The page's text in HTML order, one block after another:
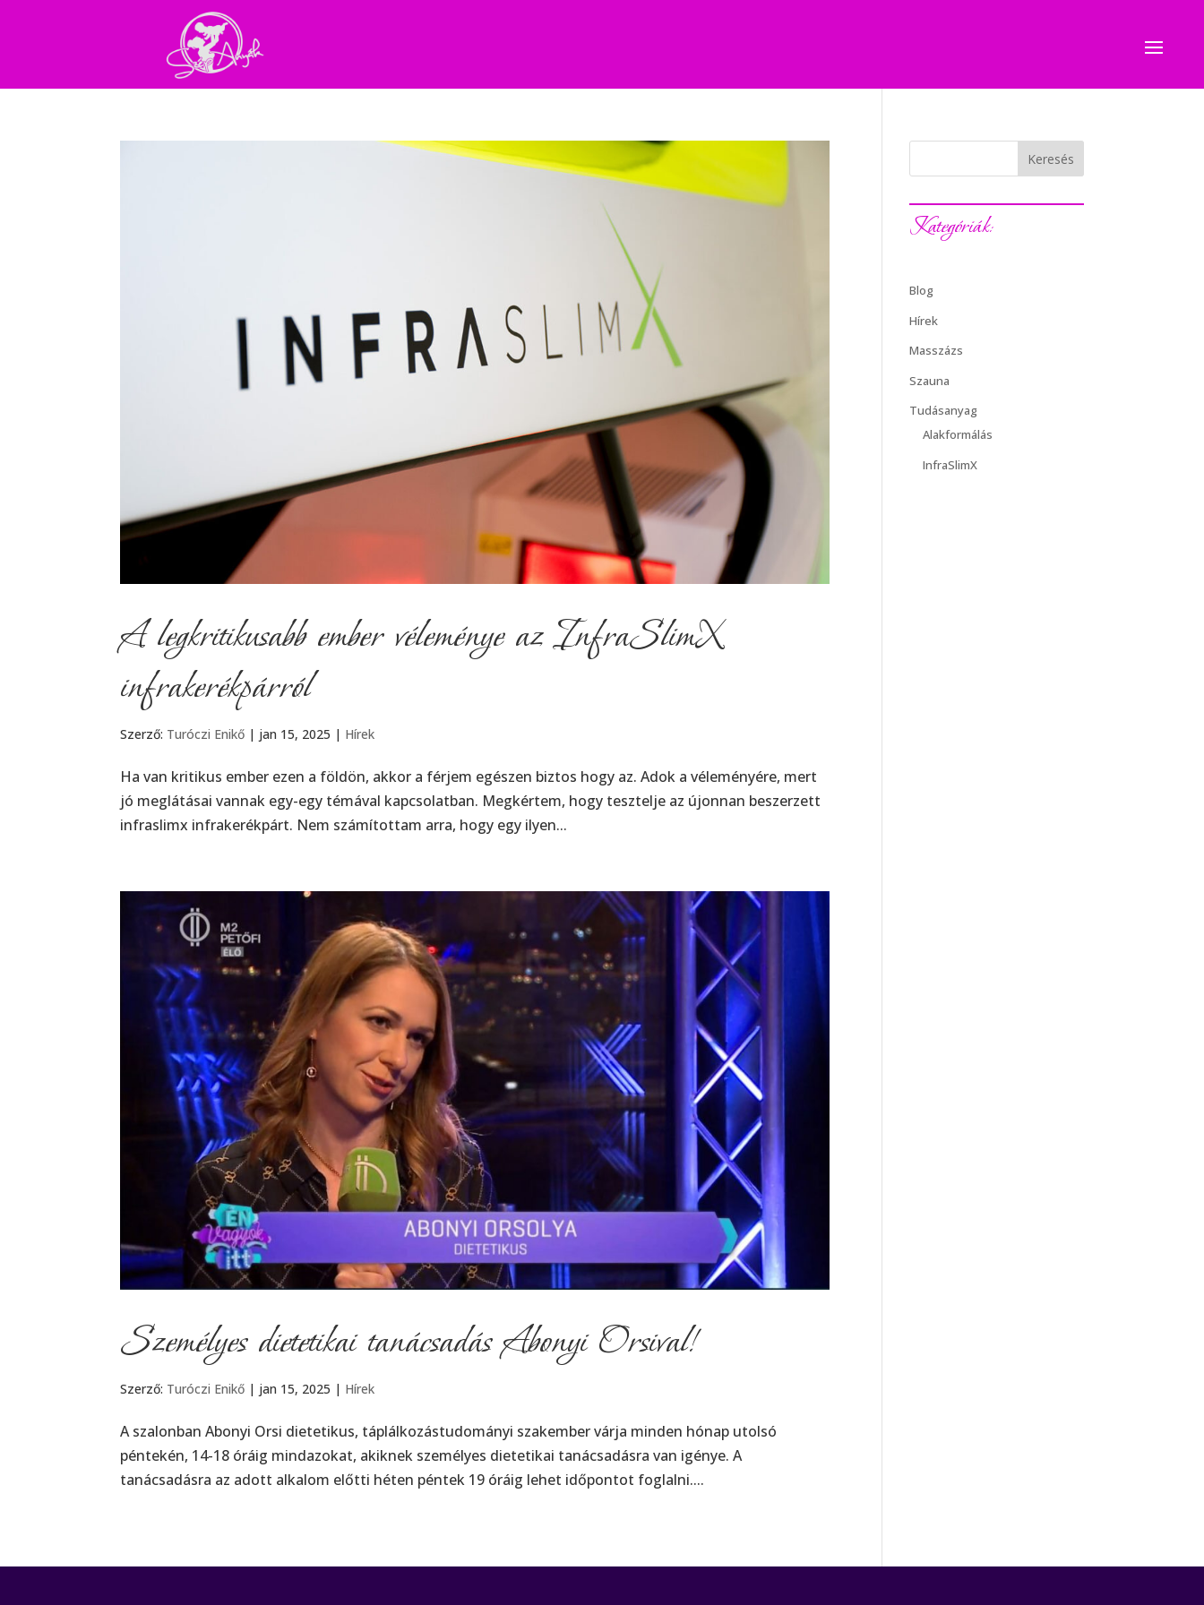
A legkritikusabb ember véleménye az InfraSlimX
infrakerékpárról
Szerző: Turóczi Enikő | jan 15, 2025 | Hírek
Ha van kritikus ember ezen a földön, akkor a férjem egészen biztos hogy az. Adok a véleményére, mert
jó meglátásai vannak egy-egy témával kapcsolatban. Megkértem, hogy tesztelje az újonnan beszerzett
infraslimx infrakerékpárt. Nem számítottam arra, hogy egy ilyen...
Személyes dietetikai tanácsadás Abonyi Orsival!
Szerző: Turóczi Enikő | jan 15, 2025 | Hírek
A szalonban Abonyi Orsi dietetikus, táplálkozástudományi szakember várja minden hónap utolsó
péntekén, 14-18 óráig mindazokat, akiknek személyes dietetikai tanácsadásra van igénye. A
tanácsadásra az adott alkalom előtti héten péntek 19 óráig lehet időpontot foglalni....
Keresés
Kategóriák:
Blog
Hírek
Masszázs
Szauna
Tudásanyag
Alakformálás
InfraSlimX